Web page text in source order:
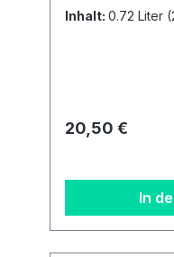
(farbige Linsen
Flaschen á
Details zur
Unternehmen
auf
Inhalt: 0.72 Liter
Regulärer Preis:
20,50 €
In